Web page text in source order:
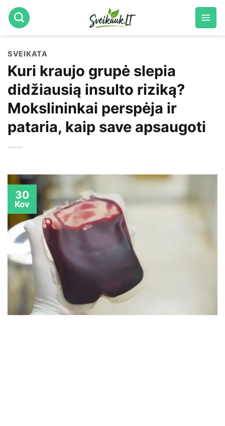
Skip
to
SVEIKATA
Kuri kraujo grupė slepia
didžiausią insulto riziką?
Mokslininkai perspėja ir
pataria, kaip save apsaugoti
30
Kov